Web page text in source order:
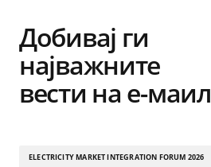
Добивај ги
најважните
вести на е-маил
ELECTRICITY MARKET INTEGRATION FORUM 2026